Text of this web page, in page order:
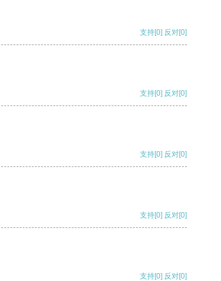
支持[0] 反对[0]
支持[0] 反对[0]
支持[0] 反对[0]
支持[0] 反对[0]
支持[0] 反对[0]